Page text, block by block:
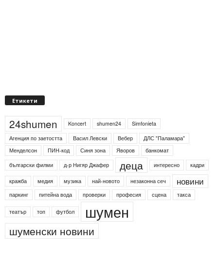
Етикети
24shumen Koncert shumen24
Simfonieta
Агенция по заетостта
Васил Левски Вебер
ДЛС "Паламара"
Менделсон
ПИН-код Синя зона Яворов
банкомат
български филми
д-р Нигяр Джафер деца интересно кадри
кражба медия музика най-новото незаконна сеч новини
паркинг питейна вода проверки професия сцена такса
театър топ футбол шумен
шуменски новини